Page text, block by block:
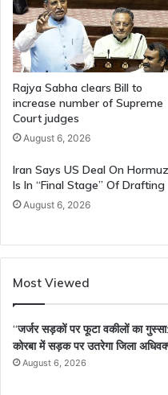
Rajya Sabha clears Bill to
increase number of Supreme
Court judges
August 6, 2026
Iran Says US Deal On Hormuz
Is In “Final Stage” Of Drafting
August 6, 2026
Most Viewed
“जर्जर सड़कों पर फूटा वकीलों का
कोरबा में सड़क पर उतरेगा जिला
August 6, 2026